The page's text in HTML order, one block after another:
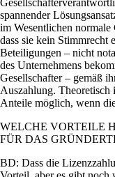
spannender
im Wesentlichen normale
dass sie kein Stimmrecht
Beteiligungen – nicht
des Unternehmens
Gesellschafter – gemäß
Auszahlung. Theoretisch
Anteile möglich, wenn
WELCHE VORTEILE
FÜR DAS
BD: Dass die